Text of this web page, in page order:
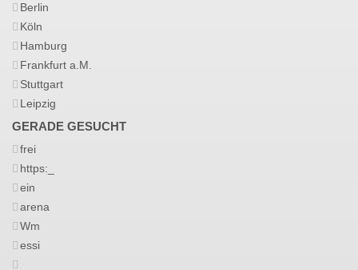
Berlin
Köln
Hamburg
Frankfurt a.M.
Stuttgart
Leipzig
GERADE GESUCHT
frei
https:_
ein
arena
Wm
essi